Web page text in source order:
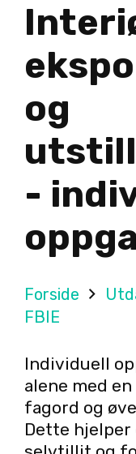
og
-
Forside
FBIE
Individuell
alene med
fagord og
Dette hjelper